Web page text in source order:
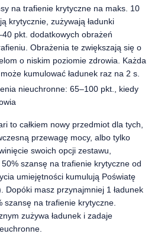
na trafienie krytyczne na maks. 10
krytycznie, zużywają ładunki
pkt. dodatkowych obrażeń
Obrażenia te zwiększają się o
o niskim poziomie zdrowia. Każda
kumulować ładunek raz na 2 s.
nieuchronne: 65–100 pkt., kiedy
to całkiem nowy przedmiot dla tych,
przewagę mocy, albo tylko
swoich opcji zestawu,
szansę na trafienie krytyczne od
umiejętności kumulują Poświatę
Dopóki masz przynajmniej 1 ładunek
szansę na trafienie krytyczne.
zużywa ładunek i zadaje